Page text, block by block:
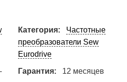
Категория:
Частотные
преобразователи Sew
Eurodrive
Гарантия: 12 месяцев